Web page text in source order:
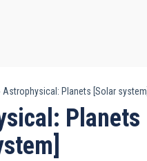
Astrophysical: Planets [Solar system]
Planets